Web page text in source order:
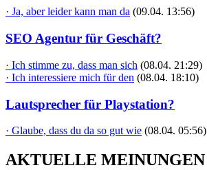
· Ja, aber leider kann man da (09.04. 13:56)
SEO Agentur für Geschäft?
· Ich stimme zu, dass man sich (08.04. 21:29)
· Ich interessiere mich für den (08.04. 18:10)
Lautsprecher für Playstation?
· Glaube, dass du da so gut wie (08.04. 05:56)
AKTUELLE MEINUNGEN